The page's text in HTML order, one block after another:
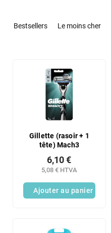
Bestsellers Le moins cher
Gillette (rasoir + 1
tête) Mach3
5,08 € HTVA
6,10 €
Ajouter au panier